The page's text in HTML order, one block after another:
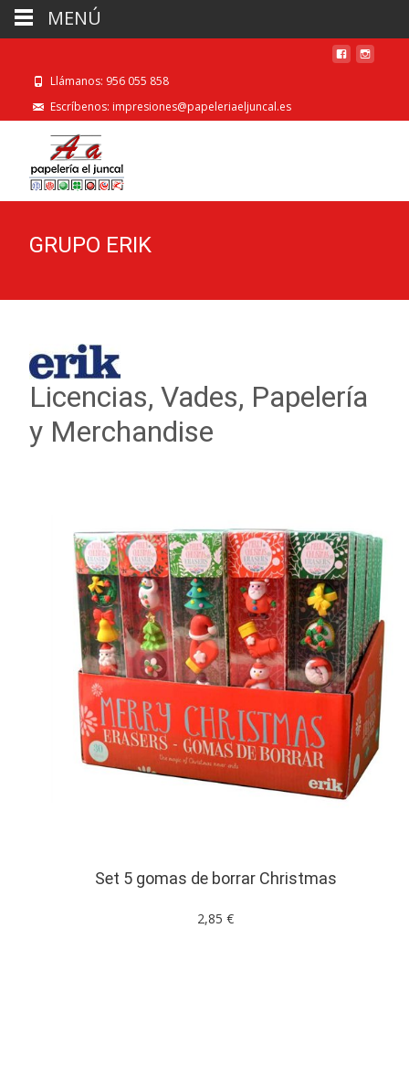
Llámanos: 956 055 858
Escríbenos: impresiones@papeleriaeljuncal.es
GRUPO ERIK
Licencias, Vades, Papelería
y Merchandise
Set 5 gomas de borrar Christmas
2,85 €
MENÚ